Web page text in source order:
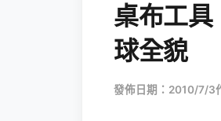
桌布工
球全貌
發佈日期：2010/7/3